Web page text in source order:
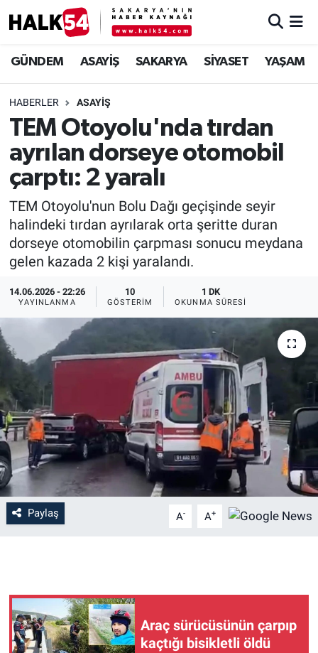
GÜNDEM ASAYİŞ SAKARYA SİYASET YAŞAM
HABERLER ASAYİŞ
TEM Otoyolu'nda tırdan
ayrılan dorseye otomobil
çarptı: 2 yaralı
TEM Otoyolu'nun Bolu Dağı geçişinde seyir
halindeki tırdan ayrılarak orta şeritte duran
dorseye otomobilin çarpması sonucu meydana
gelen kazada 2 kişi yaralandı.
14.06.2026 - 22:26
YAYINLANMA
10
GÖSTERIM
1 DK
OKUNMA SÜRESI
Paylaş A- A+
Araç sürücüsünün çarpıp
kaçtığı bisikletli öldü
GÜNDEM
YAŞAM
SAKARYA
SİYASET
EKONOMİ
SOKAK RÖPORTAJLARI
SPOR
EĞİTİM
MAGAZİN
ÖZEL HABER
HALK54 PANORAMA
Adapazarı Nöbetçi Eczaneler
Adapazarı Trafik Yoğunluk Haritası
Süper Lig Puan Durumu ve Fikstür
Tüm Manşetler
Son Dakika Haberleri
Haber Arşivi